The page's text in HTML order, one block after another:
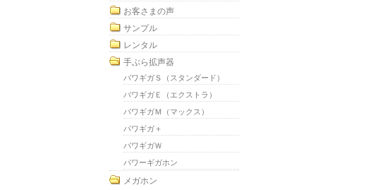
お客さまの声
サンプル
レンタル
手ぶら拡声器
パワギガＳ（スタンダード）
パワギガＥ（エクストラ）
パワギガＭ（マックス）
パワギガ＋
パワギガＷ
パワーギガホン
メガホン